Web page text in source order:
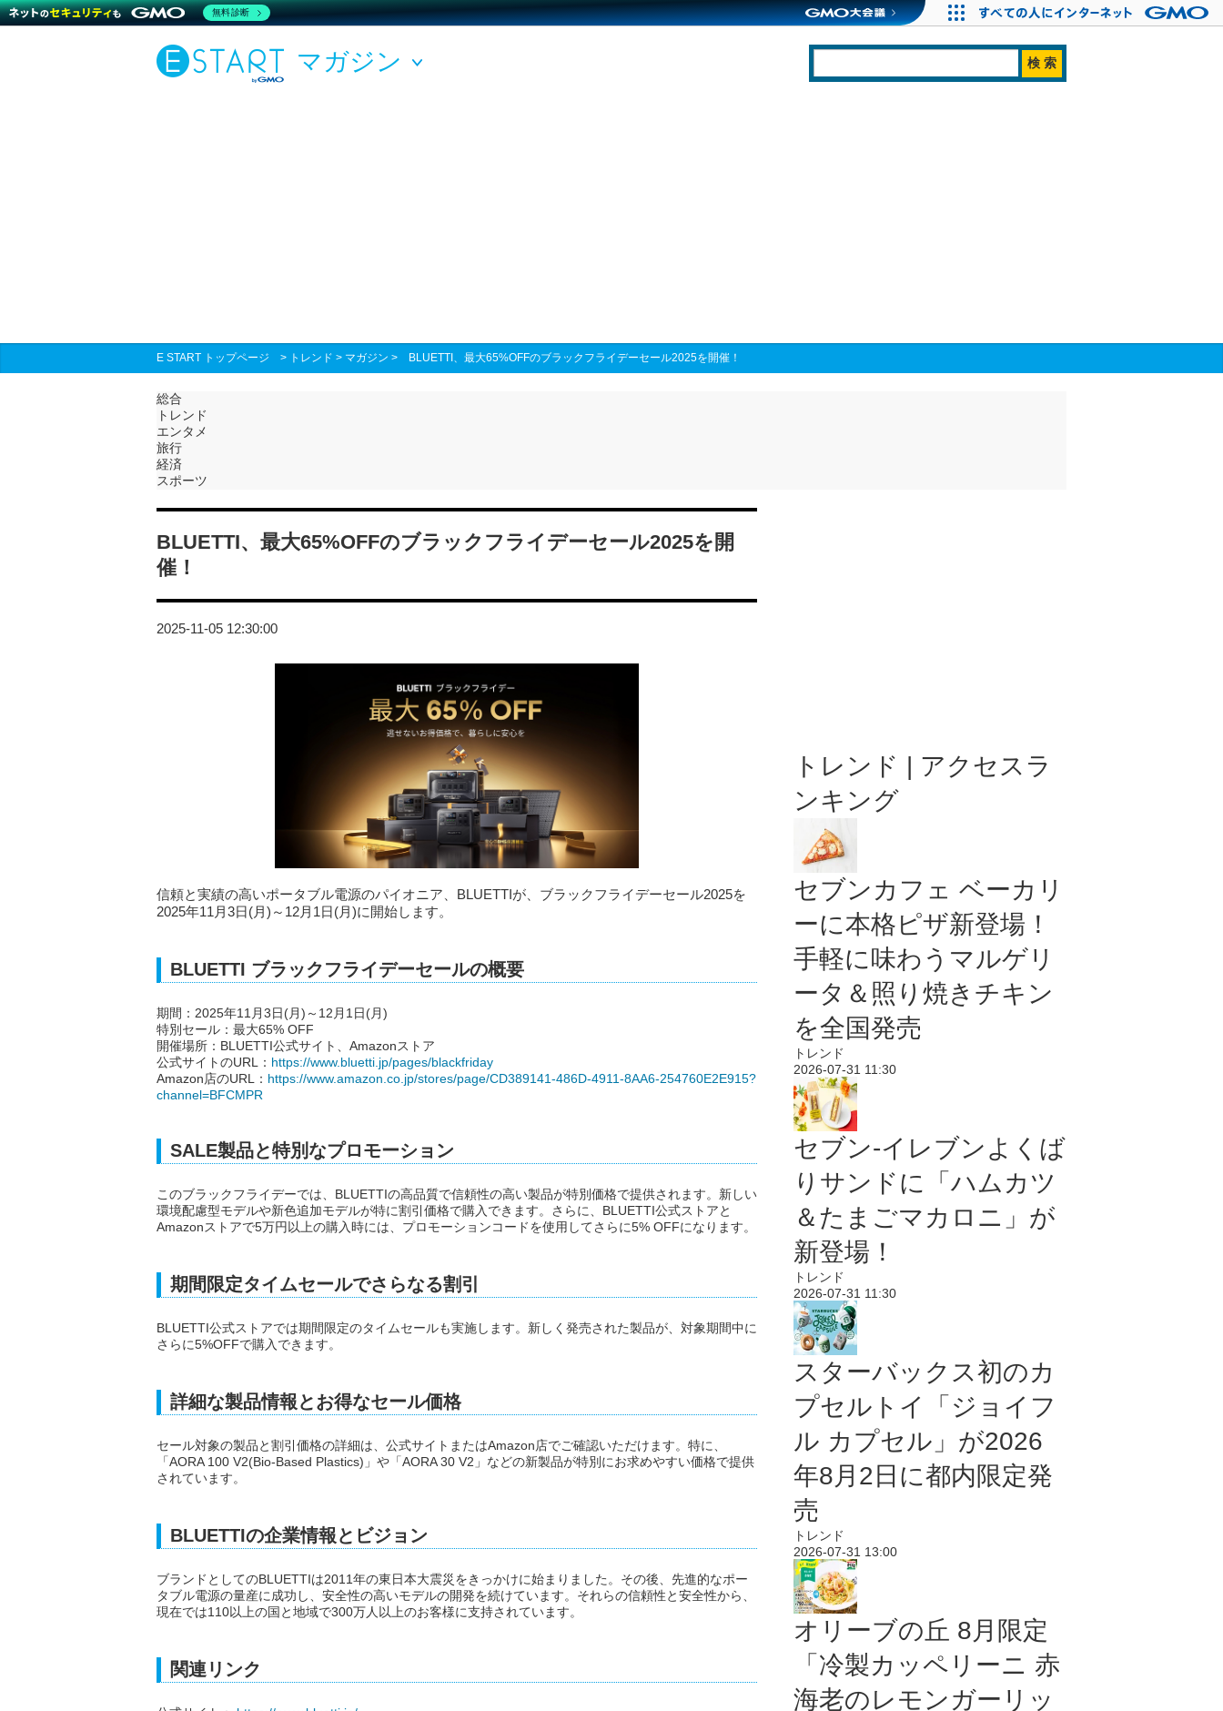
マガジン
E START トップページ > トレンド > マガジン > BLUETTI、最大65%OFFのブラックフライデーセール2025を開催！
総合
トレンド
エンタメ
旅行
経済
スポーツ
BLUETTI、最大65%OFFのブラックフライデーセール2025を開
催！
2025-11-05 12:30:00
信頼と実績の高いポータブル電源のパイオニア、BLUETTIが、ブラックフライデーセール2025を
2025年11月3日(月)～12月1日(月)に開始します。
BLUETTI ブラックフライデーセールの概要
期間：2025年11月3日(月)～12月1日(月)
特別セール：最大65% OFF
開催場所：BLUETTI公式サイト、Amazonストア
公式サイトのURL： https://www.bluetti.jp/pages/blackfriday
Amazon店のURL： https://www.amazon.co.jp/stores/page/CD389141-486D-4911-8AA6-254760E2E915?
channel=BFCMPR
SALE製品と特別なプロモーション
このブラックフライデーでは、BLUETTIの高品質で信頼性の高い製品が特別価格で提供されます。新しい
環境配慮型モデルや新色追加モデルが特に割引価格で購入できます。さらに、BLUETTI公式ストアと
Amazonストアで5万円以上の購入時には、プロモーションコードを使用してさらに5% OFFになります。
期間限定タイムセールでさらなる割引
BLUETTI公式ストアでは期間限定のタイムセールも実施します。新しく発売された製品が、対象期間中に
さらに5%OFFで購入できます。
詳細な製品情報とお得なセール価格
セール対象の製品と割引価格の詳細は、公式サイトまたはAmazon店でご確認いただけます。特に、
「AORA 100 V2(Bio-Based Plastics)」や「AORA 30 V2」などの新製品が特別にお求めやすい価格で提供
されています。
BLUETTIの企業情報とビジョン
ブランドとしてのBLUETTIは2011年の東日本大震災をきっかけに始まりました。その後、先進的なポー
タブル電源の量産に成功し、安全性の高いモデルの開発を続けています。それらの信頼性と安全性から、
現在では110以上の国と地域で300万人以上のお客様に支持されています。
関連リンク
トレンド | アクセスラ
ンキング
セブンカフェ ベーカリ
ーに本格ピザ新登場！
手軽に味わうマルゲリ
ータ＆照り焼きチキン
を全国発売
トレンド
2026-07-31 11:30
セブン‐イレブンよくば
りサンドに「ハムカツ
＆たまごマカロニ」が
新登場！
トレンド
2026-07-31 11:30
スターバックス初のカ
プセルトイ「ジョイフ
ル カプセル」が2026
年8月2日に都内限定発
売
トレンド
2026-07-31 13:00
オリーブの丘 8月限定
「冷製カッペリーニ 赤
海老のレモンガーリッ
無料診断